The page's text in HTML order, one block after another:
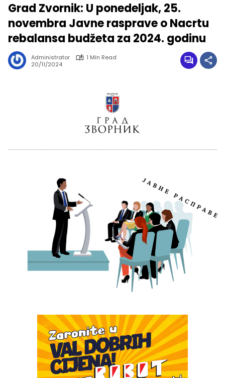
Grad Zvornik: U ponedeljak, 25.
novembra Javne rasprave o Nacrtu
rebalansa budžeta za 2024. godinu
Administrator
1 Min Read
20/11/2024